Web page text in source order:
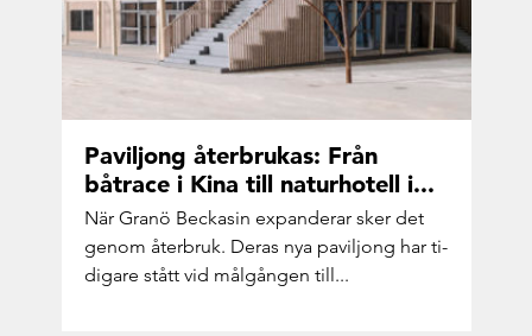
Pa­vil­jong åter­bru­kas: Från
båtra­ce i Kina till na­tur­ho­tell i...
När Granö Bec­ka­sin ex­pan­de­rar sker det
genom åter­bruk. Deras nya pa­vil­jong har ti­
di­ga­re stått vid mål­gång­en till...